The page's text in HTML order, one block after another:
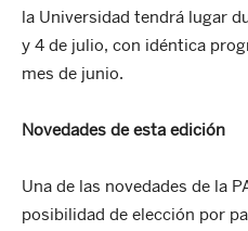
la Universidad tendrá lugar
y 4 de julio, con idéntica
mes de junio.
Novedades de esta edición
Una de las novedades de la
posibilidad de elección por